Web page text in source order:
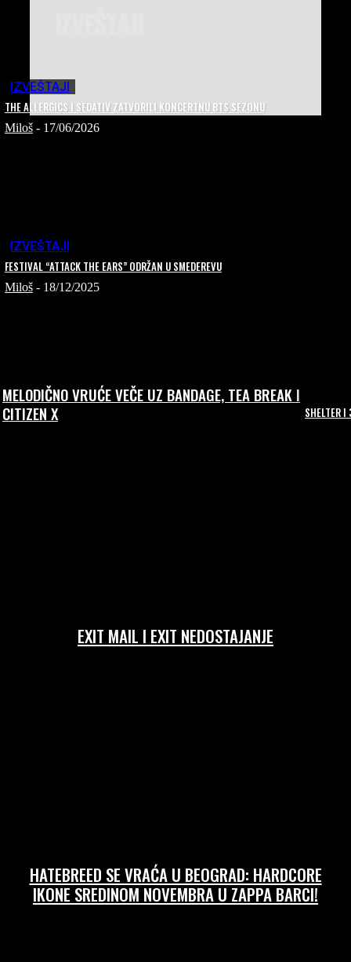
IZVEŠTAJI
THE ALLERGICS I SEDATIV ZATVORILI KONCERTNU BTS SEZONU
Miloš - 17/06/2026
IZVEŠTAJI
FESTIVAL “ATTACK THE EARS” ODRŽAN U SMEDEREVU
Miloš - 18/12/2025
MELODIČNO VRUĆE VEČE UZ BANDAGE, TEA BREAK I
CITIZEN X
SHELTER
EXIT MAIL I EXIT NEDOSTAJANJE
HATEBREED SE VRAĆA U BEOGRAD: HARDCORE
IKONE SREDINOM NOVEMBRA U ZAPPA BARCI!